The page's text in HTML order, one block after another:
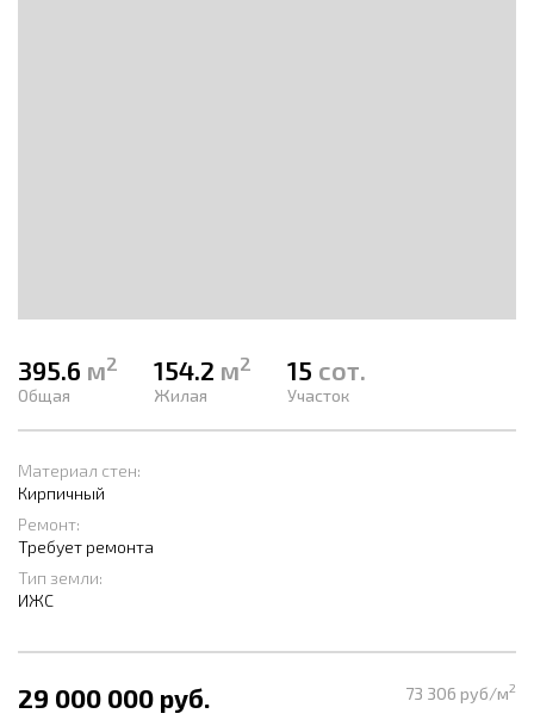
395.6 м2
Общая
154.2 м2
Жилая
15 сот.
Участок
Материал стен:
Кирпичный
Ремонт:
Требует ремонта
Тип земли:
ИЖС
29 000 000 руб. 73 306 руб/м2